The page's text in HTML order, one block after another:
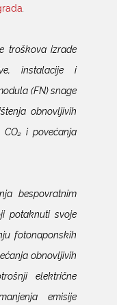
troškova izrade
instalacije i
(FN) snage
obnovljivih
i povećanja
bespovratnim
potaknuti svoje
fotonaponskih
obnovljivih
električne
emisije